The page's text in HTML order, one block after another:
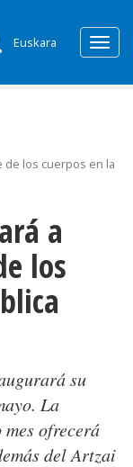
Euskara
de los cuerpos en la
los
su
La
ofrecerá
del Artzai